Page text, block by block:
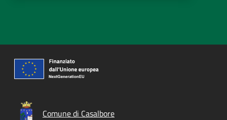
Comune di Casalbore